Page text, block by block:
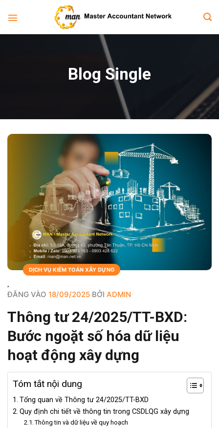
qua
Blog Single
BLOGS
,
DỊCH VỤ KIỂM TOÁN XÂY DỰNG
ĐĂNG VÀO 18/09/2025 BỞI ADMIN
Thông tư 24/2025/TT-BXD:
Bước ngoặt số hóa dữ liệu
hoạt động xây dựng
Tóm tắt nội dung
Tổng quan về Thông tư 24/2025/TT-BXD
Quy định chi tiết về thông tin trong CSDLQG xây dựng
Thông tin và dữ liệu về quy hoạch